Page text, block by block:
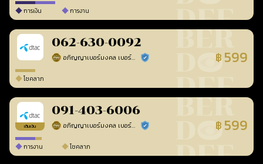
การเงิน การงาน
062-630-0092
อภิญญาเบอร์มงคล เบอร์สวยเลขศาสตร์ ร้านยืนยันแล้ว ฿ 599
โชคลาภ
เติมเงิน
091-403-6006
อภิญญาเบอร์มงคล เบอร์สวยเลขศาสตร์ ร้านยืนยันแล้ว ฿ 599
การงาน โชคลาภ